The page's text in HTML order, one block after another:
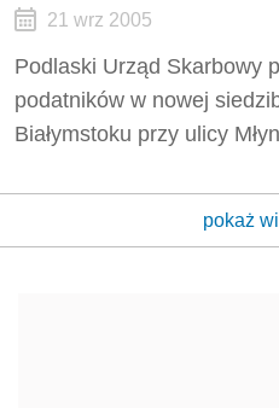
21 wrz 2005
Podlaski Urząd Skarbowy
podatników w nowej
Białymstoku przy ulicy
pokaż